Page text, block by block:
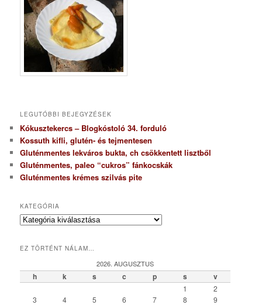
LEGUTÓBBI BEJEGYZÉSEK
Kókusztekercs – Blogkóstoló 34. forduló
Kossuth kifli, glutén- és tejmentesen
Gluténmentes lekváros bukta, ch csökkentett lisztből
Gluténmentes, paleo “cukros” fánkocskák
Gluténmentes krémes szilvás pite
KATEGÓRIA
K
e
r
EZ TÖRTÉNT NÁLAM…
2026. AUGUSZTUS
h k s c p s v
1
2
3
4 5 6 7 8
9